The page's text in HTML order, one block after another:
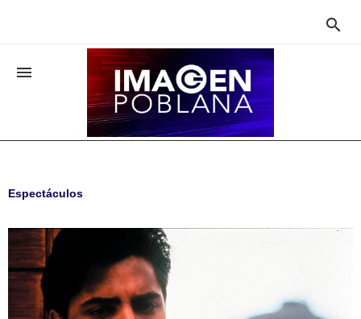


Espectáculos